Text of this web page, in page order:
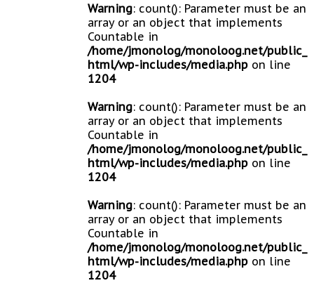
Warning: count(): Parameter must be an
array or an object that implements
Countable in
/home/jmonolog/monoloog.net/public_
html/wp-includes/media.php on line
1204
Warning: count(): Parameter must be an
array or an object that implements
Countable in
/home/jmonolog/monoloog.net/public_
html/wp-includes/media.php on line
1204
Warning: count(): Parameter must be an
array or an object that implements
Countable in
/home/jmonolog/monoloog.net/public_
html/wp-includes/media.php on line
1204